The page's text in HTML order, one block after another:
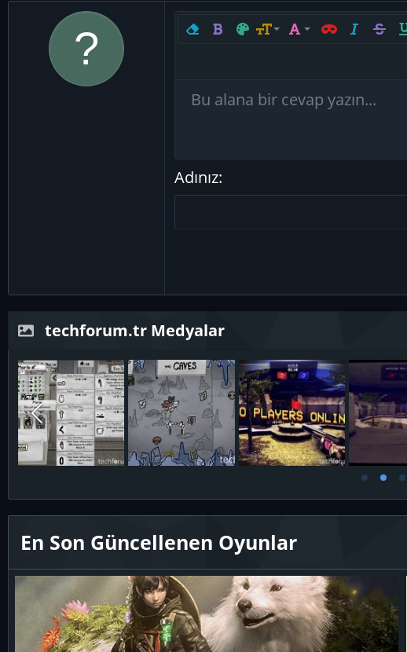
Biçimlendirmeyi kaldır
Kalın Metin rengi
Yazı boyutu
12
Yazı tipi
Courier New
Satır içi spoiler
Yatık Üzeri
Kod SpoylerAlıntıTablo ekleYatay çizgi ekle
TaslaklarTaslağı kaydet
Bu alana bir cevap yazın...
Adınız
techforum.tr Medyalar
En Son Güncellenen Oyunlar